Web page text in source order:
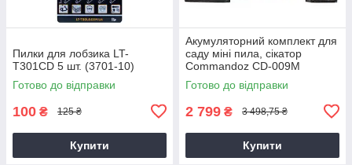
Пилки для лобзика LT-
T301CD 5 шт. (3701-10)
Готово до відправки
100 ₴ 125 ₴
Купити
Акумуляторний комплект для
саду міні пила, сікатор
Commandoz CD-009M
Готово до відправки
2 799 ₴ 3 498,75 ₴
Купити